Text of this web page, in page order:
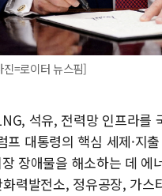
=로이터 뉴스핌]
석유, 전력망 인프라를
프 대통령의 핵심 세제·지
장애물을 해소하는 데
력발전소, 정유공장, 가